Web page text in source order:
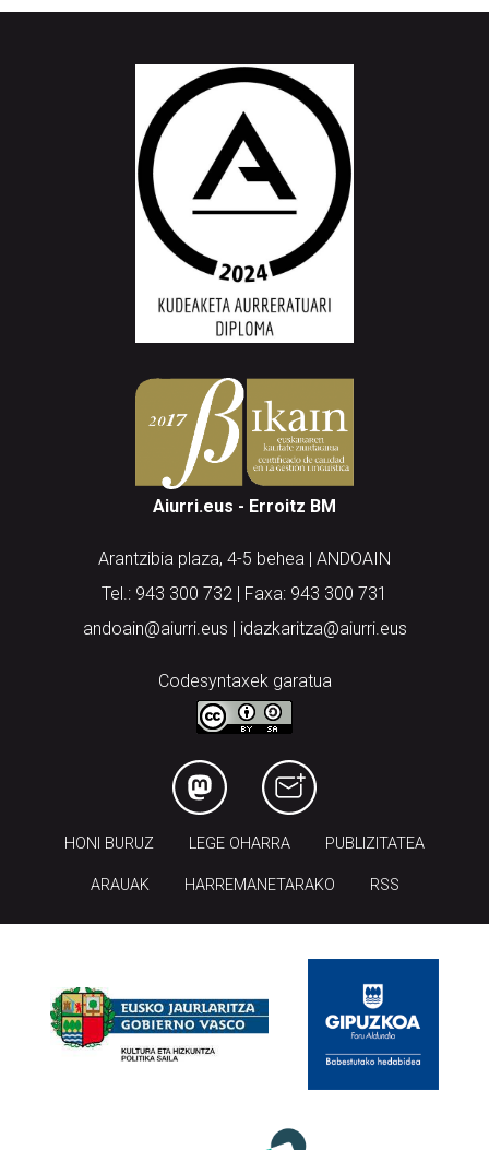
Aiurri.eus - Erroitz BM
Arantzibia plaza, 4-5 behea | ANDOAIN
Tel.: 943 300 732 | Faxa: 943 300 731
andoain@aiurri.eus | idazkaritza@aiurri.eus
Codesyntaxek garatua
HONI BURUZ LEGE OHARRA PUBLIZITATEA
ARAUAK HARREMANETARAKO RSS